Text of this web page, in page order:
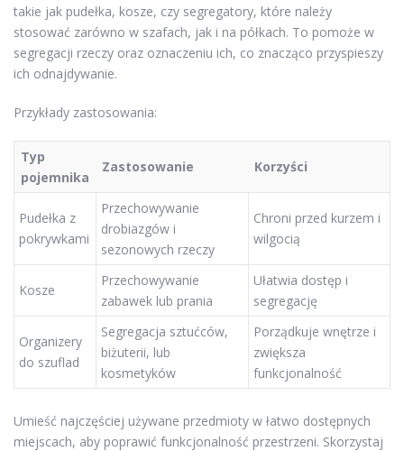
takie jak pudełka, kosze, czy segregatory, które należy
stosować zarówno w szafach, jak i na półkach. To pomoże w
segregacji rzeczy oraz oznaczeniu ich, co znacząco przyspieszy
ich odnajdywanie.
Przykłady zastosowania:
Typ
pojemnika
Zastosowanie Korzyści
Pudełka z
pokrywkami
Przechowywanie
drobiazgów i
sezonowych rzeczy
Chroni przed kurzem i
wilgocią
Kosze
Przechowywanie
zabawek lub prania
Ułatwia dostęp i
segregację
Organizery
do szuflad
Segregacja sztućców,
biżuterii, lub
kosmetyków
Porządkuje wnętrze i
zwiększa
funkcjonalność
Umieść najczęściej używane przedmioty w łatwo dostępnych
miejscach, aby poprawić funkcjonalność przestrzeni. Skorzystaj